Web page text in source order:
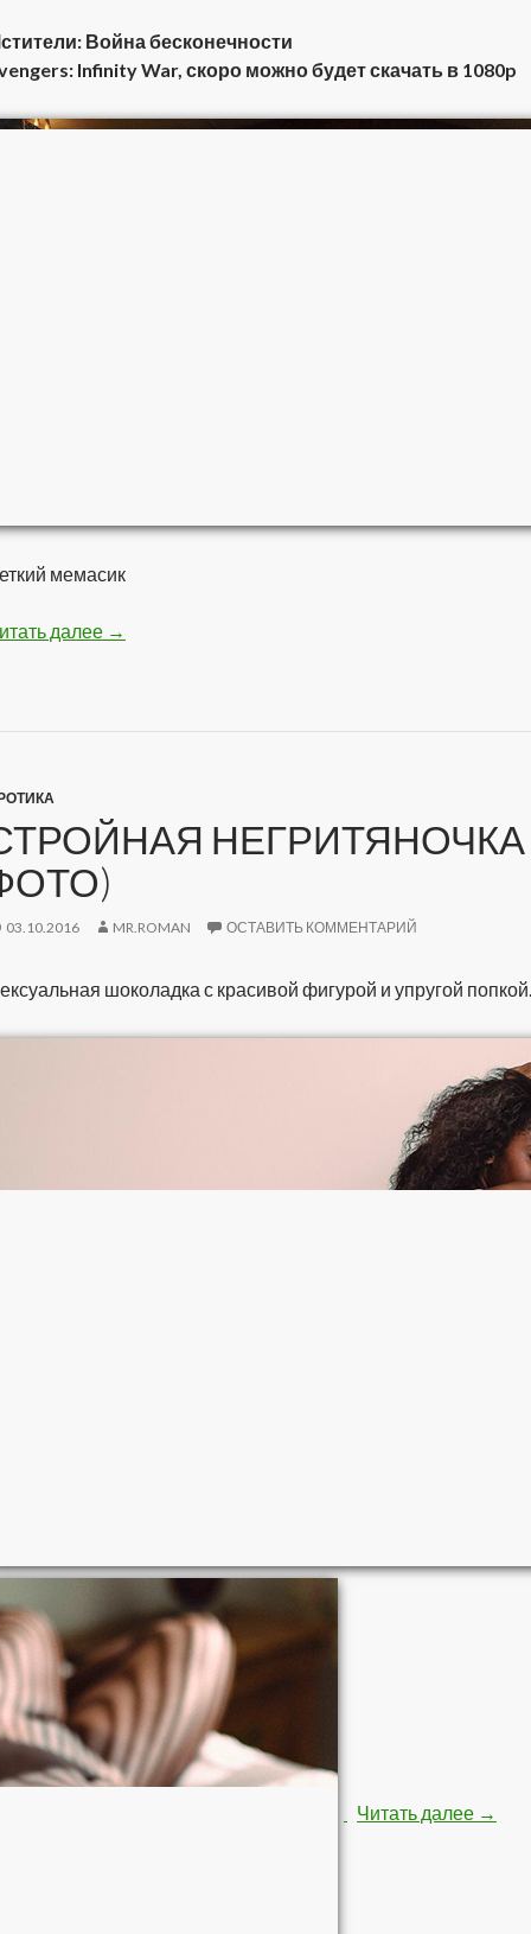
Война бесконечности
Infinity War, скоро можно будет скачать в 1080p
мемасик
далее Мстители — Война бесконечности
→
НЕГРИТЯНОЧКА
03.10.2016 MR.ROMAN ОСТАВИТЬ КОММЕНТАРИЙ
шоколадка с красивой фигурой и упругой попкой.
Читать далее →